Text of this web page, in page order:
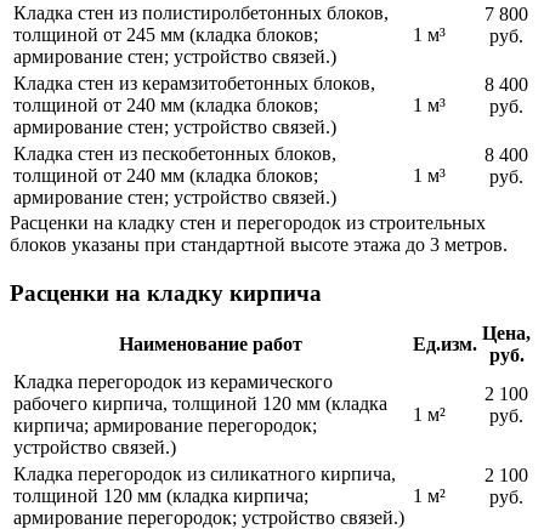
Кладка стен из полистиролбетонных блоков,
толщиной от 245 мм (кладка блоков;
армирование стен; устройство связей.)
1 м³
7 800
руб.
Кладка стен из керамзитобетонных блоков,
толщиной от 240 мм (кладка блоков;
армирование стен; устройство связей.)
1 м³
8 400
руб.
Кладка стен из пескобетонных блоков,
толщиной от 240 мм (кладка блоков;
армирование стен; устройство связей.)
1 м³
8 400
руб.
Расценки на кладку стен и перегородок из строительных
блоков указаны при стандартной высоте этажа до 3 метров.
Расценки на кладку кирпича
Наименование работ Ед.изм.
Цена,
руб.
Кладка перегородок из керамического
рабочего кирпича, толщиной 120 мм (кладка
кирпича; армирование перегородок;
устройство связей.)
1 м²
2 100
руб.
Кладка перегородок из силикатного кирпича,
толщиной 120 мм (кладка кирпича;
армирование перегородок; устройство связей.)
1 м²
2 100
руб.